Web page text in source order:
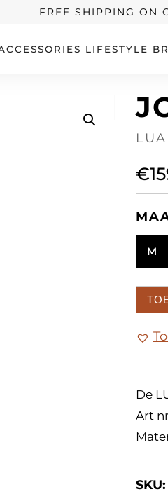
FREE SHIPPING ON
LIFESTYLE
€
M
De
Art
SKU: